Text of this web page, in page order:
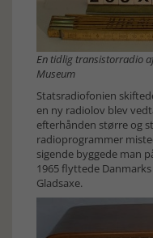
En tidlig transistorradio
Museum
Statsradiofonien
en ny radiolov blev
efterhånden større og
radioprogrammer
sigende byggede man
1965 flyttede
Gladsaxe.